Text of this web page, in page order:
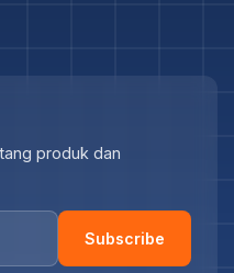
produk dan
Subscribe